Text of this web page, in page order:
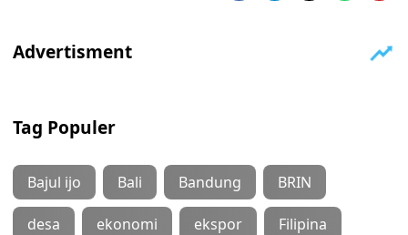
Tag Populer
Bajul ijo Bali Bandung BRIN
desa ekonomi ekspor Filipina